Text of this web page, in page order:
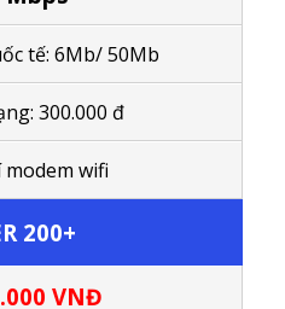
tế: 6Mb/ 50Mb
300.000 đ
wifi
200+
VNĐ